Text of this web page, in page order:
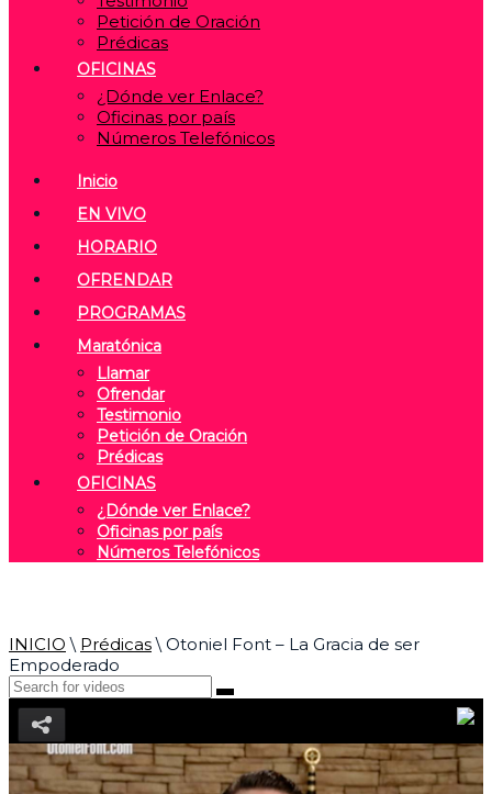
Petición de Oración
Prédicas
OFICINAS
¿Dónde ver Enlace?
Oficinas por país
Números Telefónicos
Inicio
EN VIVO
HORARIO
OFRENDAR
PROGRAMAS
Maratónica
Llamar
Ofrendar
Testimonio
Petición de Oración
Prédicas
OFICINAS
¿Dónde ver Enlace?
Oficinas por país
Números Telefónicos
INICIO \ Prédicas\ Otoniel Font – La Gracia de ser
Empoderado